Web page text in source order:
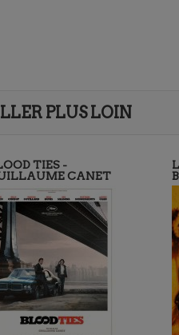
PLUS LOIN
TIES -
CANET